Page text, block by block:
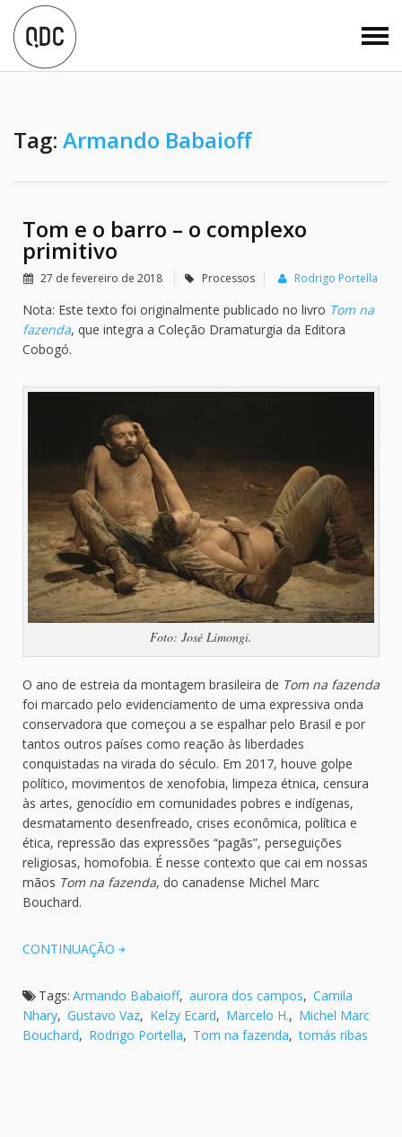
Tag: Armando Babaioff
Tom e o barro – o complexo
primitivo
27 de fevereiro de 2018 Processos Rodrigo Portella
Nota: Este texto foi originalmente publicado no livro Tom na
fazenda, que integra a Coleção Dramaturgia da Editora
Cobogó.
Foto: José Limongi.
O ano de estreia da montagem brasileira de Tom na fazenda
foi marcado pelo evidenciamento de uma expressiva onda
conservadora que começou a se espalhar pelo Brasil e por
tantos outros países como reação às liberdades
conquistadas na virada do século. Em 2017, houve golpe
político, movimentos de xenofobia, limpeza étnica, censura
às artes, genocídio em comunidades pobres e indígenas,
desmatamento desenfreado, crises econômica, política e
ética, repressão das expressões “pagãs”, perseguições
religiosas, homofobia. É nesse contexto que cai em nossas
mãos Tom na fazenda, do canadense Michel Marc
Bouchard.
CONTINUAÇÃO
Tags: Armando Babaioff, aurora dos campos, Camila
Nhary, Gustavo Vaz, Kelzy Ecard, Marcelo H., Michel Marc
Bouchard, Rodrigo Portella, Tom na fazenda, tomás ribas